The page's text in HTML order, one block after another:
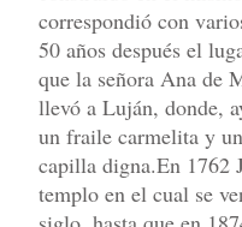
correspondió con
50 años después el
que la señora Ana de
llevó a Luján, donde,
un fraile carmelita y
capilla digna.En 1762
templo en el cual se